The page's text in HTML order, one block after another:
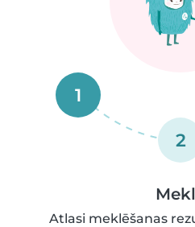
1
2
Atlasi meklēšanas